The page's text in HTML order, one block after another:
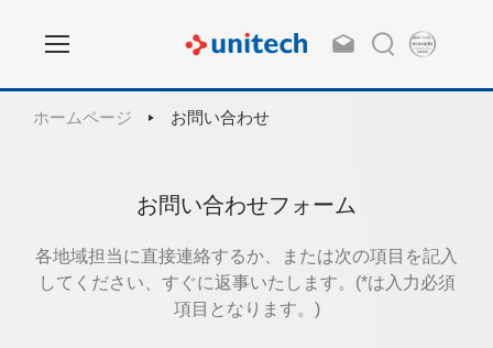
ホームページ お問い合わせ
お問い合わせフォーム
各地域担当に直接連絡するか、または次の項目を記入
してください、すぐに返事いたします。(*は入力必須
項目となります。)